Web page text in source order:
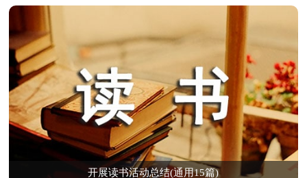
开展读书活动总结(通用15篇)